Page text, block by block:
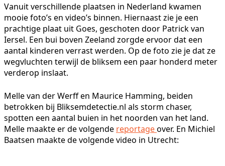
Vanuit verschillende plaatsen in Nederland kwamen
mooie foto’s en video’s binnen. Hiernaast zie je een
prachtige plaat uit Goes, geschoten door Patrick van
Iersel. Een bui boven Zeeland zorgde ervoor dat een
aantal kinderen verrast werden. Op de foto zie je dat ze
wegvluchten terwijl de bliksem een paar honderd meter
verderop inslaat.
Melle van der Werff en Maurice Hamming, beiden
betrokken bij Bliksemdetectie.nl als storm chaser,
spotten een aantal buien in het noorden van het land.
Melle maakte er de volgende reportageover. En Michiel
Baatsen maakte de volgende video in Utrecht: